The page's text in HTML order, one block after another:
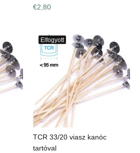
€2,80
Elfogyott
TCR 33/20 viasz kanóc
tartóval